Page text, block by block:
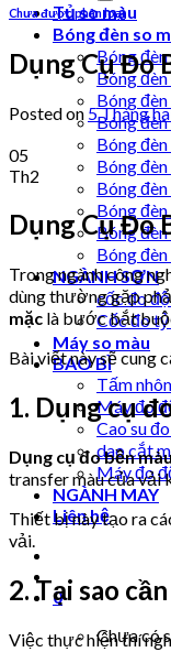
Tủ so màu
Bóng đèn so
Bóng đèn
Bóng
Bóng
Bóng
Bóng đèn
Bóng
Bóng
Bóng
Bóng
Bóng
NGÀNH SƠN
cốc đo
Cốc đo
Máy so màu
BAO BÌ
Tấm
Máy đo
Cao su
dao cắt
Máy đo
NGÀNH MAY
Liên hệ
0
Chưa có
Chưa được phân loại
Dụng Cụ Đo
Posted on 5 Tháng
05
Th2
Dụng Cụ Đo
Trong ngành công
dùng thường gặp
mặc là bước bắt
Bài viết này sẽ cung
1. Dụng cụ
Dụng cụ đo bền
transfer màu của vải
Thiết bị này tạo ra
vải.
2. Tại sao
Việc thực hiện thí